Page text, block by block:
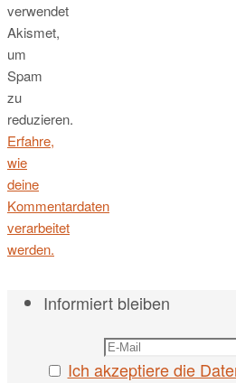
verwendet
Akismet,
um
Spam
zu
reduzieren.
Erfahre,
wie
deine
Kommentardaten
verarbeitet
werden.
Informiert bleiben
Ich akzeptiere die